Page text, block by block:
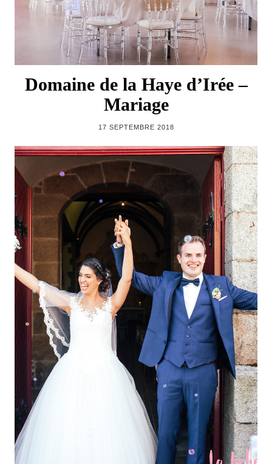
Domaine de la Haye d’Irée –
Mariage
17 SEPTEMBRE 2018